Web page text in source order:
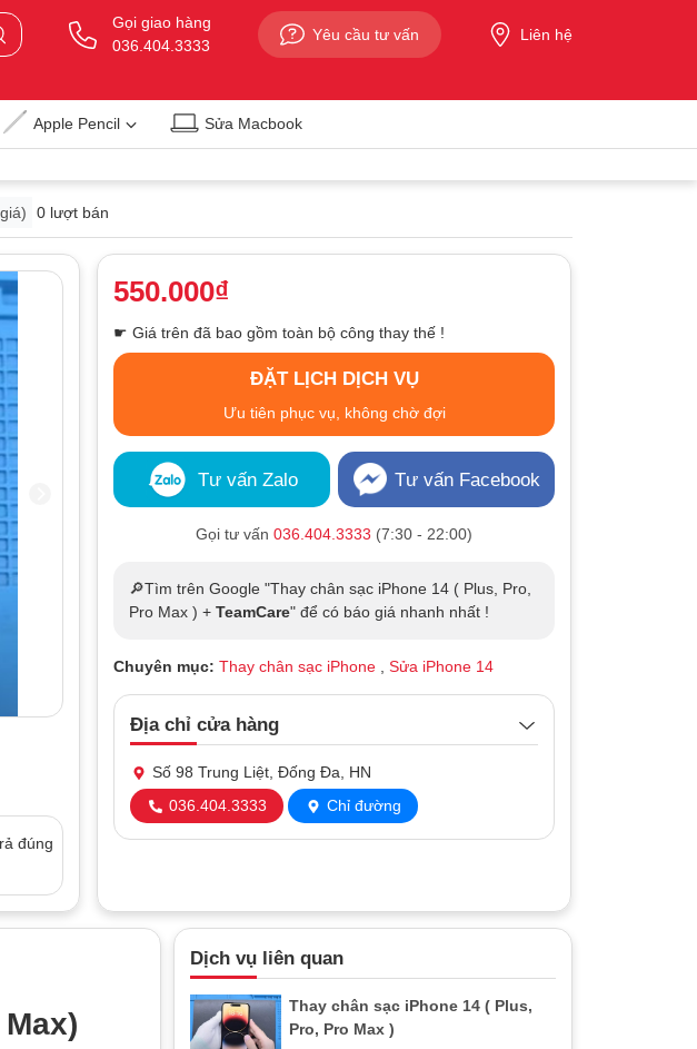
Gọi giao hàng
036.404.3333
Yêu cầu tư vấn Liên hệ
Apple Pencil Sửa Macbook
0 lượt bán
đúng
550.000₫
☛ Giá trên đã bao gồm toàn bộ công thay thế !
ĐẶT LỊCH DỊCH VỤ
Ưu tiên phục vụ, không chờ đợi
Tư vấn Zalo Tư vấn Facebook
Gọi tư vấn036.404.3333 (7:30 - 22:00)
🔎Tìm trên Google "Thay chân sạc iPhone 14 ( Plus, Pro,
Pro Max ) +TeamCare" để có báo giá nhanh nhất !
Chuyên mục: Thay chân sạc iPhone ,Sửa iPhone 14
Địa chỉ cửa hàng
Số 98 Trung Liệt, Đống Đa, HN
036.404.3333
Chỉ đường
Dịch vụ liên quan
Thay chân sạc iPhone 14 ( Plus,
Pro, Pro Max )